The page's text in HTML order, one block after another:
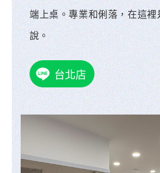
端上桌。專業和俐落，在這
說。
台北店